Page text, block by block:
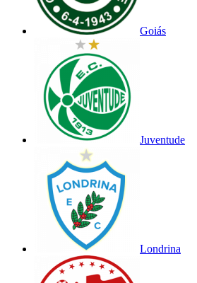
Goiás
Juventude
Londrina